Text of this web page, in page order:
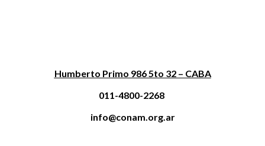
Humberto Primo 986 5to 32 – CABA
011-4800-2268
info@conam.org.ar